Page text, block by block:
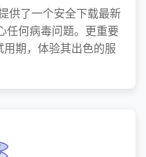
供了一个安全下载最新
任何病毒问题。更重要
期，体验其出色的服